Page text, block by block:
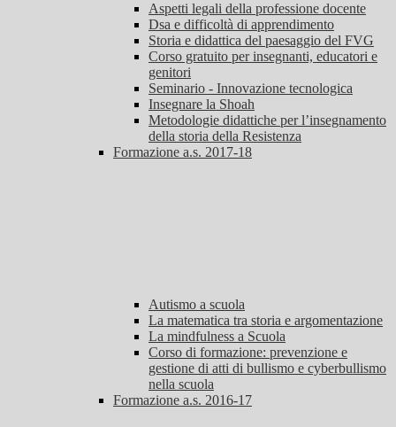
Aspetti legali della professione docente
Dsa e difficoltà di apprendimento
Storia e didattica del paesaggio del FVG
Corso gratuito per insegnanti, educatori e
genitori
Seminario - Innovazione tecnologica
Insegnare la Shoah
Metodologie didattiche per l’insegnamento
della storia della Resistenza
Formazione a.s. 2017-18
Autismo a scuola
La matematica tra storia e argomentazione
La mindfulness a Scuola
Corso di formazione: prevenzione e
gestione di atti di bullismo e cyberbullismo
nella scuola
Formazione a.s. 2016-17